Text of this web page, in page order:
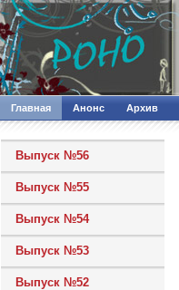
Главная Анонс Архив
Выпуск №56
Выпуск №55
Выпуск №54
Выпуск №53
Выпуск №52